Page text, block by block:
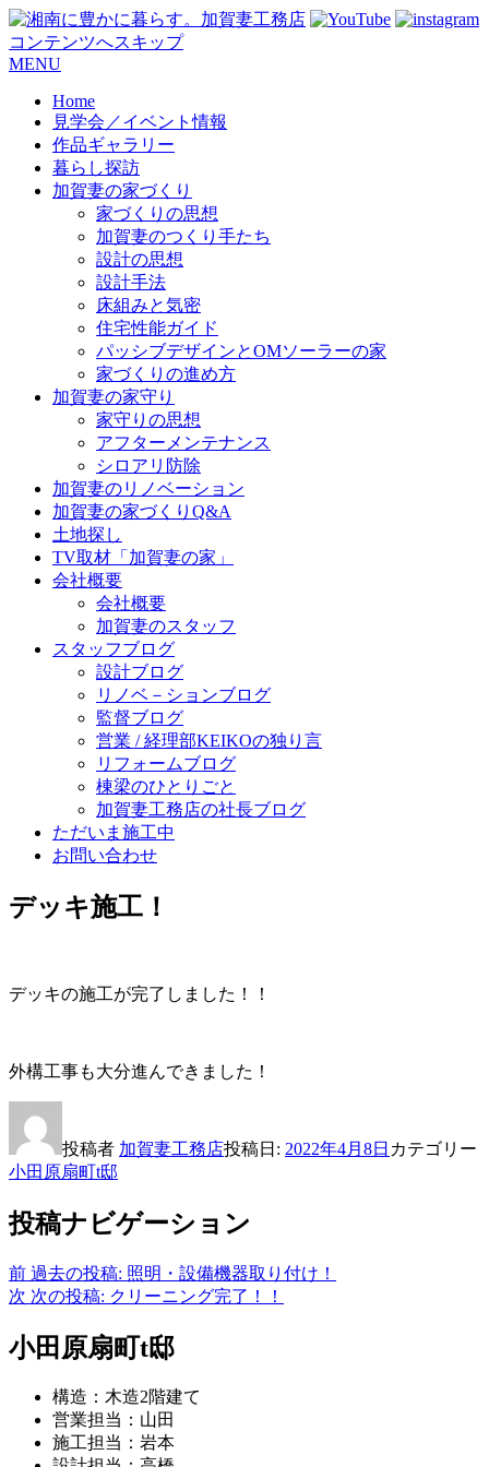
コンテンツへスキップ
MENU
Home
見学会／イベント情報
作品ギャラリー
暮らし探訪
加賀妻の家づくり
家づくりの思想
加賀妻のつくり手たち
設計の思想
設計手法
床組みと気密
住宅性能ガイド
パッシブデザインとOMソーラーの家
家づくりの進め方
加賀妻の家守り
家守りの思想
アフターメンテナンス
シロアリ防除
加賀妻のリノベーション
加賀妻の家づくりQ&A
土地探し
TV取材「加賀妻の家」
会社概要
会社概要
加賀妻のスタッフ
スタッフブログ
設計ブログ
リノベ－ションブログ
監督ブログ
営業 / 経理部KEIKOの独り言
リフォームブログ
棟梁のひとりごと
加賀妻工務店の社長ブログ
ただいま施工中
お問い合わせ
デッキ施工！
デッキの施工が完了しました！！
外構工事も大分進んできました！
投稿者 加賀妻工務店投稿日: 2022年4月8日 カテゴリー
小田原扇町t邸
投稿ナビゲーション
前 過去の投稿: 照明・設備機器取り付け！
次 次の投稿: クリーニング完了！！
小田原扇町t邸
構造：木造2階建て
営業担当：山田
施工担当：岩本